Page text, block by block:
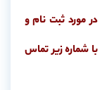
مورد ثبت نام و
شماره زیر تماس